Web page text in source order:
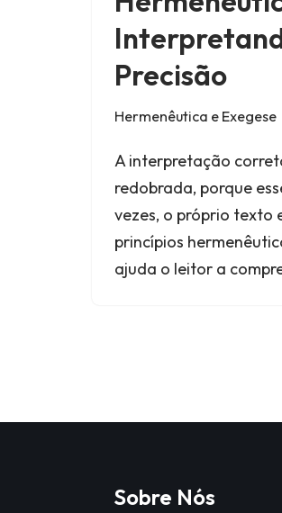
Precisão
Hermenêutica e Exegese
A interpretação
redobrada, porque
vezes, o próprio texto
princípios
ajuda o leitor a
Sobre Nós